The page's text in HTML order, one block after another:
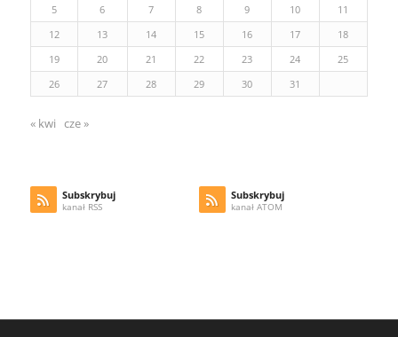
5
6 7 8 9 10
11
12
13 14 15 16 17
18
19
20 21 22 23 24
25
26
27 28 29 30 31
« kwi cze »
Subskrybuj
kanał RSS
Subskrybuj
kanał ATOM